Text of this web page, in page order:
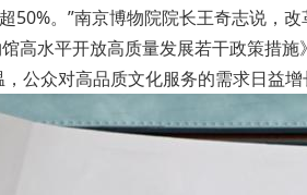
。”南京博物院院长王奇志说，改
高水平开放高质量发展若干政策措
公众对高品质文化服务的需求日益